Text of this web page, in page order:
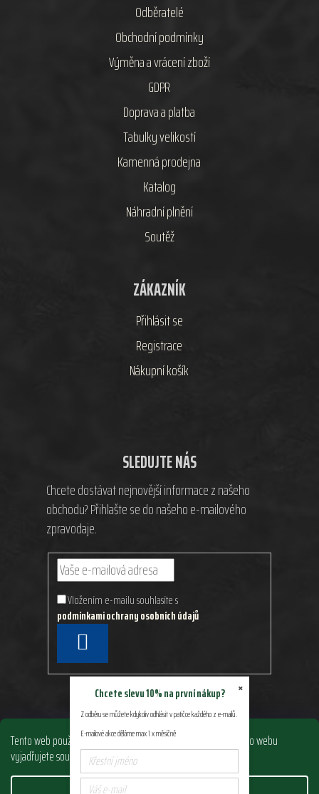
Tento web používá soubory cookie. Dalším procházením tohoto webu
vyjadřujete souhlas s jejich používáním.. Více informacízde.
Odběratelé
Obchodní podmínky
Výměna a vrácení zboží
GDPR
Doprava a platba
Tabulky velikostí
Kamenná prodejna
Katalog
Náhradní plnění
Soutěž
ZÁKAZNÍK
Přihlásit se
Registrace
Nákupní košík
SLEDUJTE NÁS
Chcete dostávat nejnovější informace z našeho
obchodu? Přihlašte se do našeho e-mailového
zpravodaje.
Vložením e-mailu souhlasíte s
podmínkami ochrany osobních údajů
SE
×
Chcete slevu 10% na první nákup?
Z odběru se můžete kdykoliv odhlásit v patičce každého z e-mailů.
E-mailové akce děláme max 1 x měsíčně